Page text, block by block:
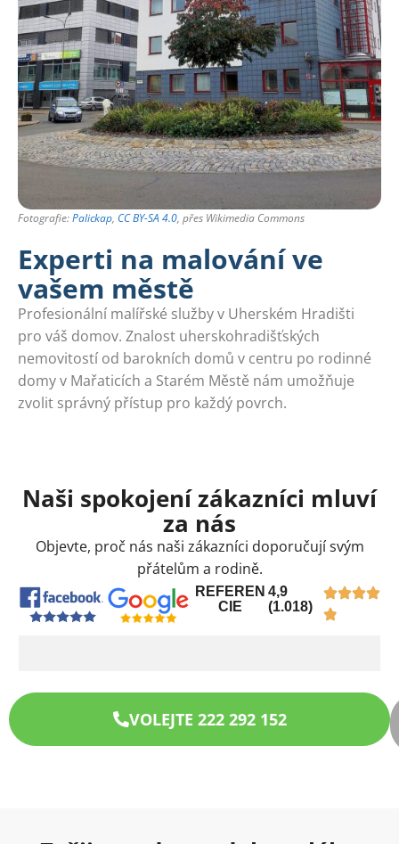
Fotografie:Palickap, CC BY-SA 4.0, přes Wikimedia Commons
Experti na malování ve
vašem městě
Profesionální malířské služby v Uherském Hradišti
pro váš domov. Znalost uherskohradišťských
nemovitostí od barokních domů v centru po rodinné
domy v Mařaticích a Starém Městě nám umožňuje
zvolit správný přístup pro každý povrch.
Naši spokojení zákazníci mluví
za nás
Objevte, proč nás naši zákazníci doporučují svým
přátelům a rodině.
REFEREN
CIE
4,9
(1.018)
VOLEJTE 222 292 152